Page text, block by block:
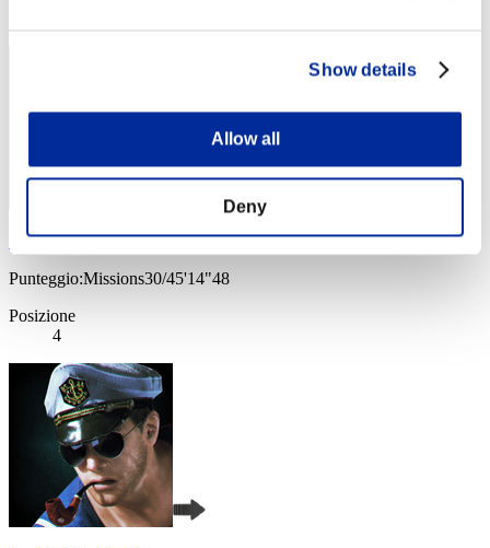
Show details
Allow all
Deny
chaosbio
Punteggio:Missions30/45'14"48
Posizione
4